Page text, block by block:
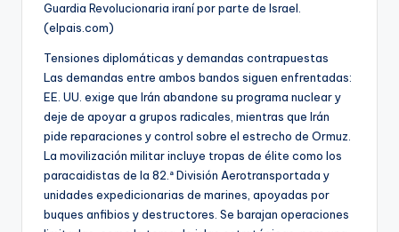
Guardia Revolucionaria iraní por parte de Israel.
(elpais.com)
Tensiones diplomáticas y demandas contrapuestas
Las demandas entre ambos bandos siguen enfrentadas:
EE. UU. exige que Irán abandone su programa nuclear y
deje de apoyar a grupos radicales, mientras que Irán
pide reparaciones y control sobre el estrecho de Ormuz.
La movilización militar incluye tropas de élite como los
paracaidistas de la 82.ª División Aerotransportada y
unidades expedicionarias de marines, apoyadas por
buques anfibios y destructores. Se barajan operaciones